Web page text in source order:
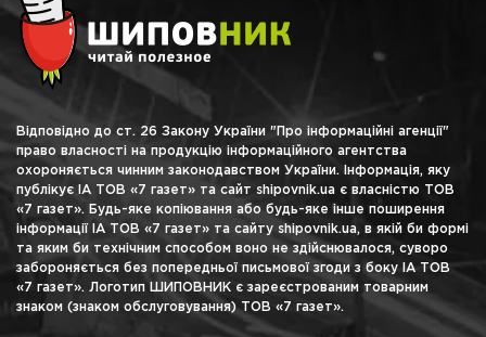
Відповідно до ст. 26 Закону України "Про інформаційні агенції"
право власності на продукцію інформаційного агентства
охороняється чинним законодавством України. Інформація, яку
публікує ІА ТОВ «7 газет» та сайт shipovnik.ua є власністю ТОВ
«7 газет». Будь-яке копіювання або будь-яке інше поширення
інформації ІА ТОВ «7 газет» та сайту shipovnik.ua, в якій би формі
та яким би технічним способом воно не здійснювалося, суворо
забороняється без попередньої письмової згоди з боку ІА ТОВ
«7 газет». Логотип ШИПОВНИК є зареєстрованим товарним
знаком (знаком обслуговування) ТОВ «7 газет».